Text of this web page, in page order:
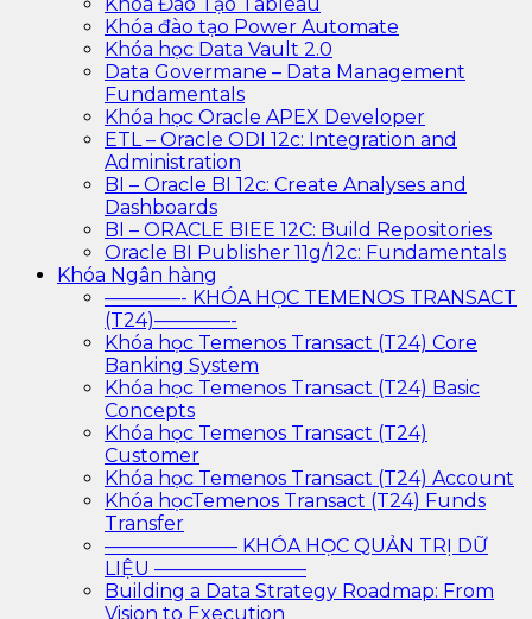
Khóa đào tạo Power Automate
Khóa học Data Vault 2.0
Data Govermane – Data Management
Fundamentals
Khóa học Oracle APEX Developer
ETL – Oracle ODI 12c: Integration and
Administration
BI – Oracle BI 12c: Create Analyses and
Dashboards
BI – ORACLE BIEE 12C: Build Repositories
Oracle BI Publisher 11g/12c: Fundamentals
Khóa Ngân hàng
————- KHÓA HỌC TEMENOS TRANSACT
(T24)————-
Khóa học Temenos Transact (T24) Core
Banking System
Khóa học Temenos Transact (T24) Basic
Concepts
Khóa học Temenos Transact (T24)
Customer
Khóa học Temenos Transact (T24) Account
Khóa họcTemenos Transact (T24) Funds
Transfer
——————— KHÓA HỌC QUẢN TRỊ DỮ
LIỆU ————————
Building a Data Strategy Roadmap: From
Vision to Execution